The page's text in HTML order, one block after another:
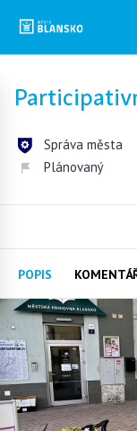
Správa města
Plánovaný
POPIS